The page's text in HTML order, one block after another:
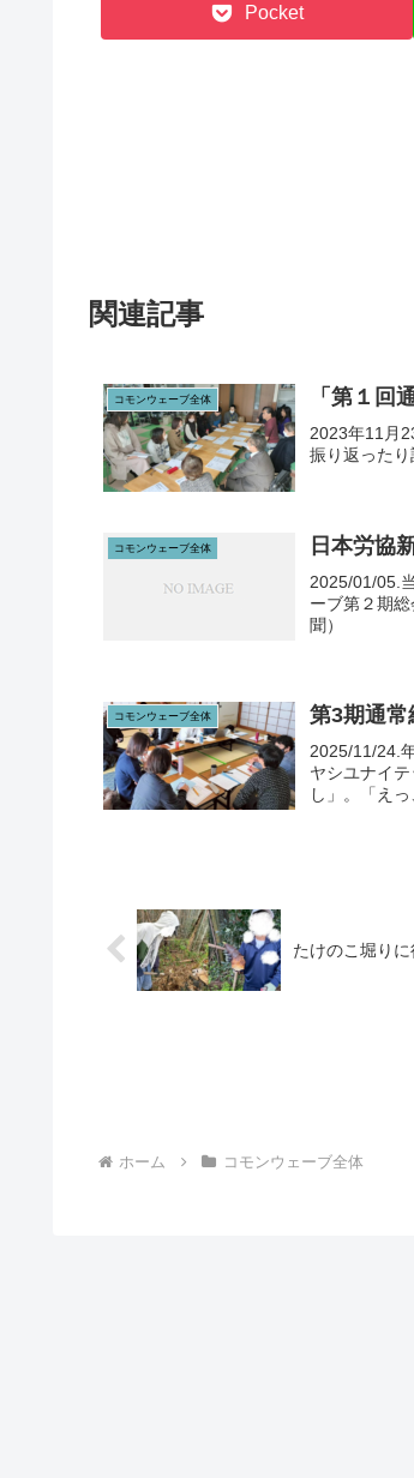
Pocket
関連記事
コモンウェーブ全体 「第１回
2023年11月
振り返ったり
コモンウェーブ全体 日本労協
2025/01/05.
ーブ第２期
聞）
コモンウェーブ全体 第3期通常
2025/11/24.
ヤシユナイ
し」。「え
たけのこ堀り
ホーム コモンウェーブ全体